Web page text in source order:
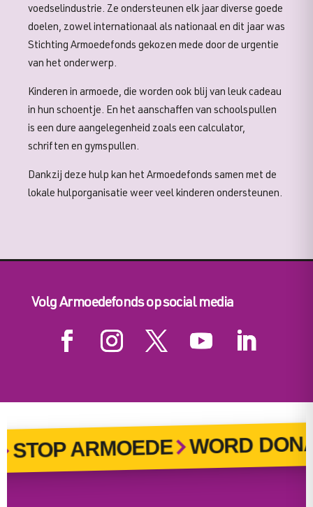
voedselindustrie. Ze ondersteunen elk jaar diverse goede
doelen, zowel internationaal als nationaal en dit jaar was
Stichting Armoedefonds gekozen mede door de urgentie
van het onderwerp.
Kinderen in armoede, die worden ook blij van leuk cadeau
in hun schoentje. En het aanschaffen van schoolspullen
is een dure aangelegenheid zoals een calculator,
schriften en gymspullen.
Dankzij deze hulp kan het Armoedefonds samen met de
lokale hulporganisatie weer veel kinderen ondersteunen.
Volg Armoedefonds op social media
STOP ARMOEDE WORD